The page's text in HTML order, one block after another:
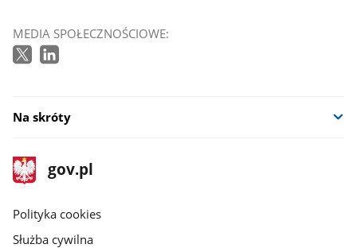
MEDIA SPOŁECZNOŚCIOWE:
Na skróty
stopka
gov.pl
Strona
gov.pl
gov.pl
Polityka cookies
Służba cywilna